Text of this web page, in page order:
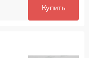
Купить